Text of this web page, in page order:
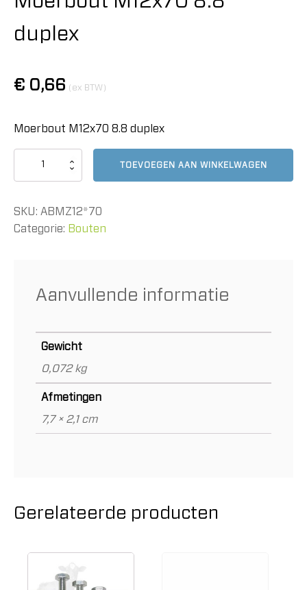
duplex
€ 0,66 (ex BTW)
Moerbout M12x70 8.8 duplex
Moerbout
aantal
TOEVOEGEN AAN WINKELWAGEN
SKU: ABMZ12*70
Categorie: Bouten
Aanvullende informatie
Gewicht
0,072 kg
Afmetingen
7,7 × 2,1 cm
Gerelateerde producten